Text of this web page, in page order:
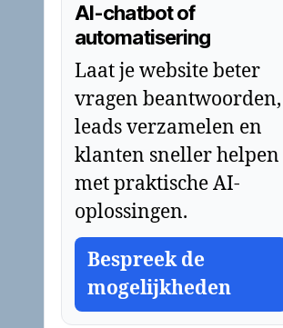
AI-chatbot of
automatisering
Laat je website beter
vragen beantwoorden,
leads verzamelen en
klanten sneller helpen
met praktische AI-
oplossingen.
Bespreek de
mogelijkheden